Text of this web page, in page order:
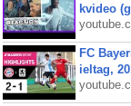
kvideo
FC
ieltag,